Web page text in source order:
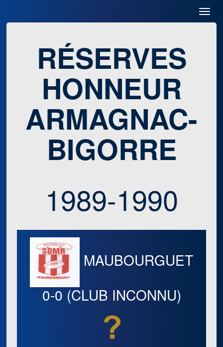
RÉSERVES
HONNEUR
ARMAGNAC-
BIGORRE
1989-1990
MAUBOURGUET
0-0 (CLUB INCONNU)